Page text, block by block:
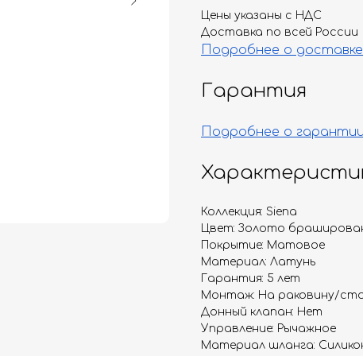
Цены указаны с НДС
Доставка по всей России
Подробнее о доставке
Гарантия
Подробнее о гарантии
Коллекция: Siena
Цвет: Золото
Покрытие: Матовое
Материал: Латунь
Гарантия: 5 лет
Монтаж: На раковину/
Донный клапан: Нет
Управление: Рычажное
Материал шланга: